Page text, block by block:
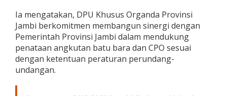
Ia mengatakan, DPU Khusus Organda Provinsi
Jambi berkomitmen membangun sinergi dengan
Pemerintah Provinsi Jambi dalam mendukung
penataan angkutan batu bara dan CPO sesuai
dengan ketentuan peraturan perundang-
undangan.